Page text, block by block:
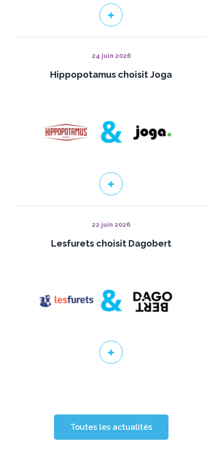
24 juin 2026
Hippopotamus choisit Joga
22 juin 2026
Lesfurets choisit Dagobert
Toutes les actualités